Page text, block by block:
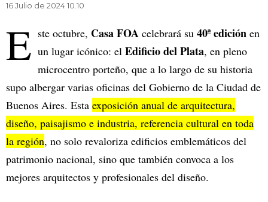
16 Julio de 2024 10.10
E ste octubre, Casa FOA celebrará su 40ª edición en
un lugar icónico: el Edificio del Plata, en pleno
microcentro porteño, que a lo largo de su historia
supo albergar varias oficinas del Gobierno de la Ciudad de
Buenos Aires. Esta exposición anual de arquitectura,
diseño, paisajismo e industria, referencia cultural en toda
la región, no solo revaloriza edificios emblemáticos del
patrimonio nacional, sino que también convoca a los
mejores arquitectos y profesionales del diseño.